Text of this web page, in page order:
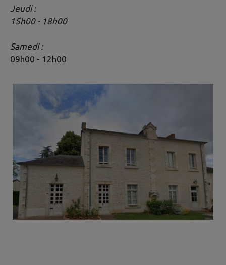
Jeudi :
15h00 - 18h00
Samedi :
09h00 - 12h00​​​​​